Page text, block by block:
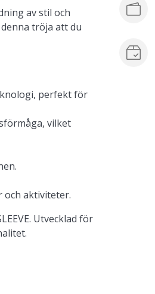
av stil och
tröja att du
perfekt för
vilket
och aktiviteter.
Utvecklad för